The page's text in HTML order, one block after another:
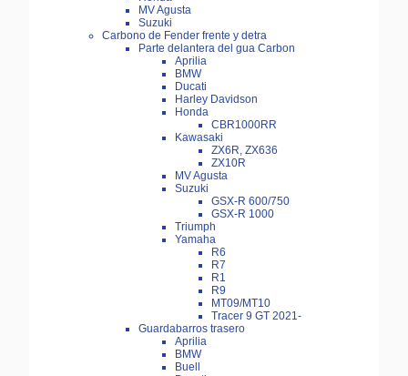
MV Agusta
Suzuki
Carbono de Fender frente y detra
Parte delantera del gua Carbon
Aprilia
BMW
Ducati
Harley Davidson
Honda
CBR1000RR
Kawasaki
ZX6R, ZX636
ZX10R
MV Agusta
Suzuki
GSX-R 600/750
GSX-R 1000
Triumph
Yamaha
R6
R7
R1
R9
MT09/MT10
Tracer 9 GT 2021-
Guardabarros trasero
Aprilia
BMW
Buell